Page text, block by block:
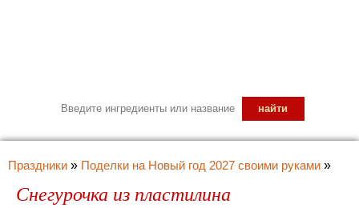
Праздники » Поделки на Новый год 2027 своими руками »
Снегурочка из пластилина